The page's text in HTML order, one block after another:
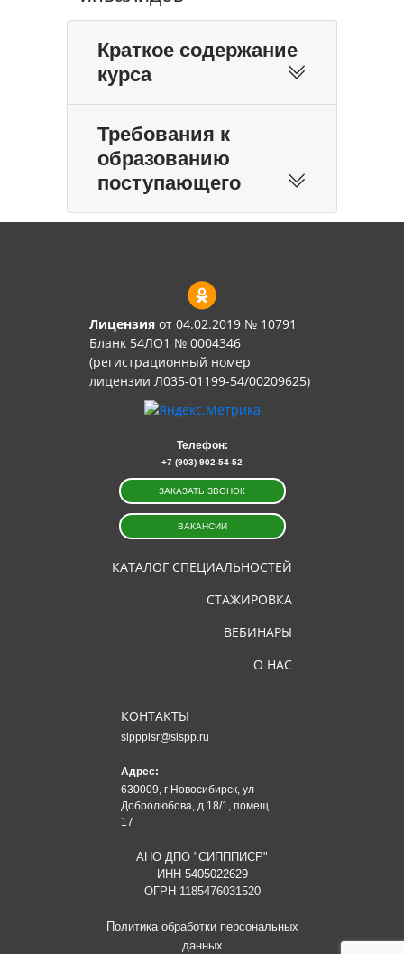
Краткое содержание
курса
Требования к
образованию
поступающего
Лицензия от 04.02.2019 № 10791
Бланк 54ЛО1 № 0004346
(регистрационный номер
лицензии Л035-01199-54/00209625)
КАТАЛОГ СПЕЦИАЛЬНОСТЕЙ
СТАЖИРОВКА
ВЕБИНАРЫ
О НАС
КОНТАКТЫ
sipppisr@sispp.ru
Адрес:
630009, г Новосибирск, ул
Добролюбова, д 18/1, помещ
17
АНО ДПО "СИПППИСР"
ИНН 5405022629
ОГРН 1185476031520
Политика обработки персональных
данных
Телефон:
+7 (903) 902-54-52
ЗАКАЗАТЬ ЗВОНОК
ВАКАНСИИ